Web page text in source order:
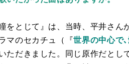
をとじて』は、当時、平井さん
マのセカチュ（『世界の中心で
ただきました。同じ原作だと